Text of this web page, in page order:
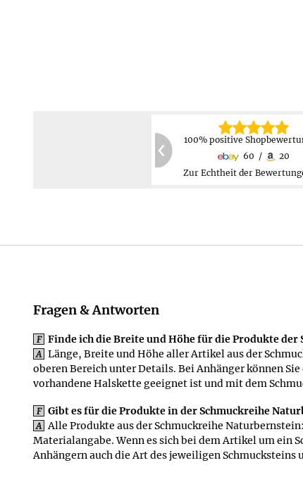
60 20
30 Tage
Keine Rücksendekosten
2 Jahre Produktgarantie
Kostenlose Reparatur/
Mehr erfahren ≫
Kreditkarte,
Vorauskasse
Fragen & Antworten
F Finde ich die Breite und Höhe für die Produkte
A Länge, Breite und Höhe aller Artikel aus der
oberen Bereich unter Details. Bei Anhänger können
vorhandene Halskette geeignet ist und mit dem
F Gibt es für die Produkte in der Schmuckreihe
A Alle Produkte aus der Schmuckreihe
Materialangabe. Wenn es sich bei dem Artikel um ein
Anhängern auch die Art des jeweiligen Schmucksteins